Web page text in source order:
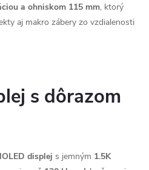
a ohniskom 115 mm, ktorý
aj makro zábery zo vzdialenosti
s dôrazom
displej s jemným 1.5K